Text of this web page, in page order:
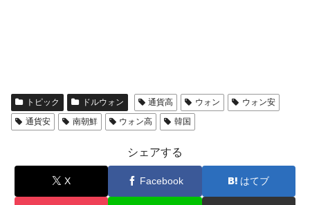
トピック ドルウォン 通貨高 ウォン
ウォン安
通貨安
南朝鮮 ウォン高 韓国
シェアする
X Facebook はてブ